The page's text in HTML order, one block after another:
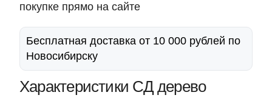
покупке прямо на сайте
Бесплатная доставка от 10 000 рублей по
Новосибирску
Характеристики СД дерево